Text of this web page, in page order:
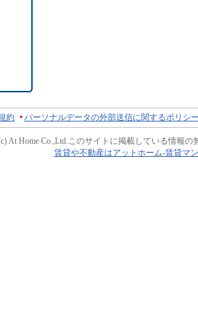
約 パーソナルデータの外部送信に関するポリシ
At Home Co.,Ltd.このサイトに掲載している情報の
賃貸や不動産はアットホーム-賃貸マ